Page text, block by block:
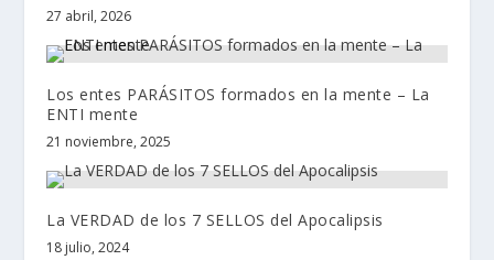
27 abril, 2026
Los entes PARÁSITOS formados en la mente – La
ENTI mente
21 noviembre, 2025
La VERDAD de los 7 SELLOS del Apocalipsis
18 julio, 2024